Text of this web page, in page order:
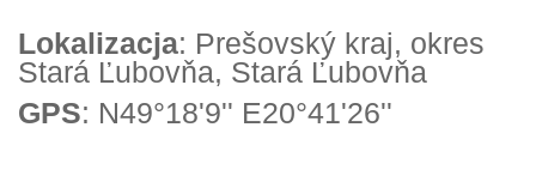
Lokalizacja: Prešovský kraj, okres
Stará Ľubovňa, Stará Ľubovňa
GPS: N49°18'9'' E20°41'26''